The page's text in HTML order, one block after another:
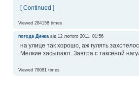
[ Continued ]
Viewed 284158 times
погода Динка від 12 лютого 2011, 01:56
на улице так хорошо, аж гулять
Мелкие засыпают. Завтра с таксёной
Viewed 78081 times